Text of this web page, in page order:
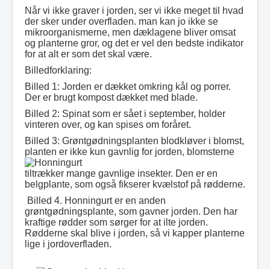
Når vi ikke graver i jorden, ser vi ikke meget til hvad
der sker under overfladen. man kan jo ikke se
mikroorganismerne, men dæklagene bliver omsat
og planterne gror, og det er vel den bedste indikator
for at alt er som det skal være.
Billedforklaring:
Billed 1: Jorden er dækket omkring kål og porrer.
Der er brugt kompost dækket med blade.
Billed 2: Spinat som er sået i september, holder
vinteren over, og kan spises om foråret.
Billed 3: Grøntgødningsplanten blodkløver i blomst,
planten er ikke kun gavnlig for jorden, blomsterne
tiltrækker mange gavnlige insekter. Den er en
belgplante, som også fikserer kvælstof på rødderne.
Billed 4. Honningurt er en anden
grøntgødningsplante, som gavner jorden. Den har
kraftige rødder som sørger for at ilte jorden.
Rødderne skal blive i jorden, så vi kapper planterne
lige i jordoverfladen.